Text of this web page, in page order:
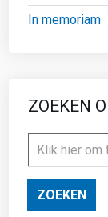
In memoriam
ZOEKEN
ZOEKEN